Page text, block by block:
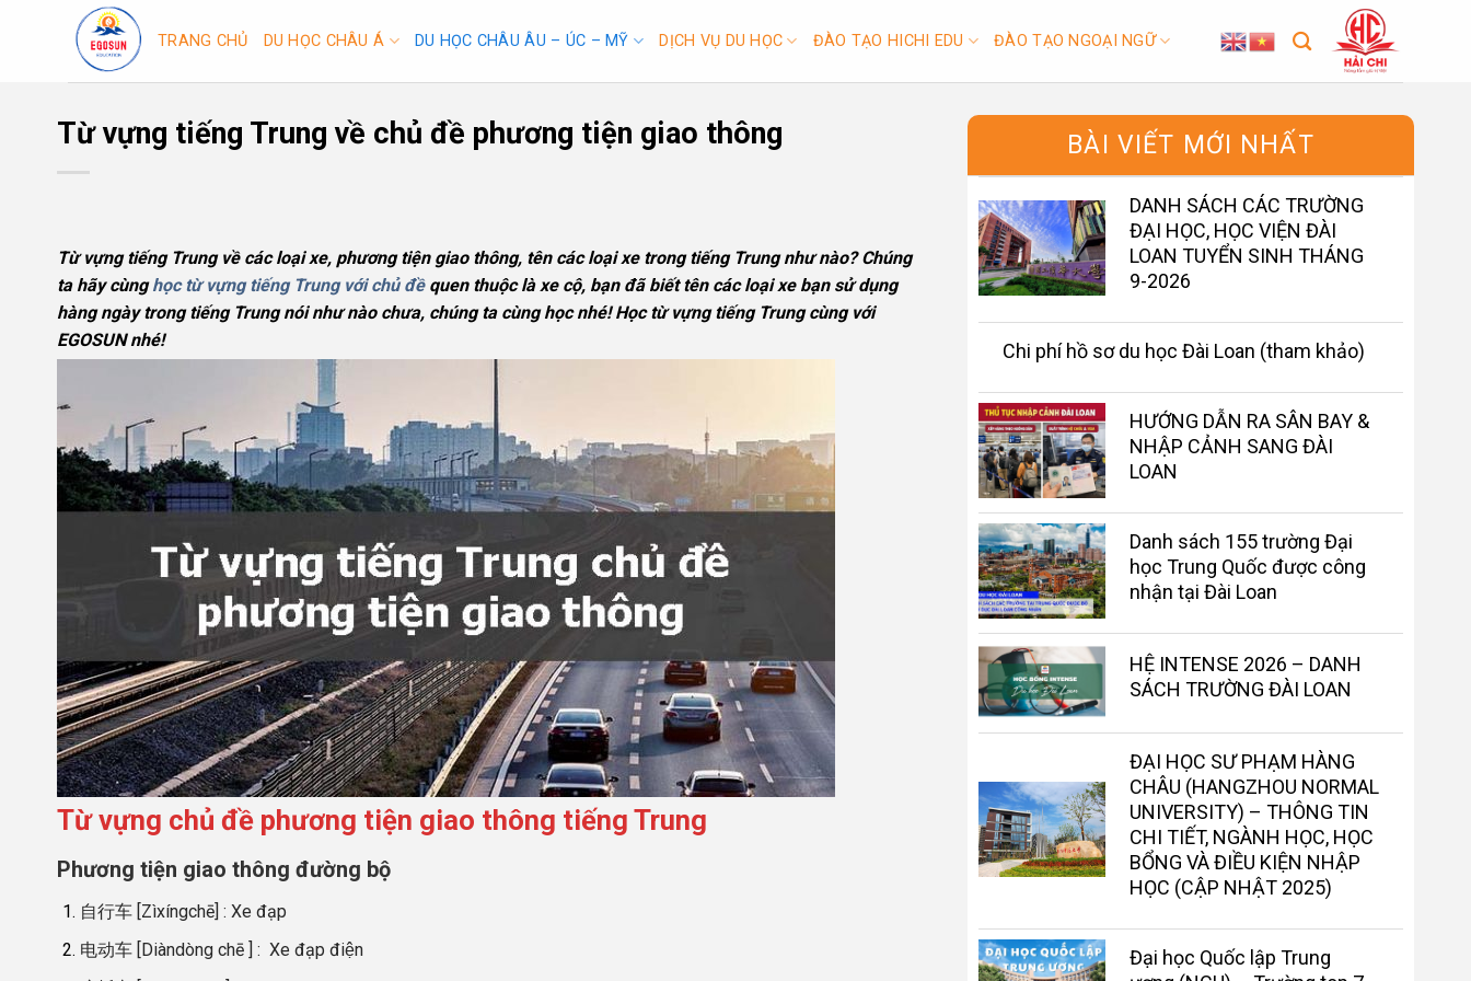
TRANG CHỦ DU HỌC CHÂU Á DU HỌC CHÂU ÂU – ÚC – MỸ DỊCH VỤ DU HỌC ĐÀO TẠO HICHI EDU ĐÀO TẠO NGOẠI NGỮ
Từ vựng tiếng Trung về chủ đề phương tiện giao thông
Từ vựng tiếng Trung về các loại xe, phương tiện giao thông, tên các loại xe trong tiếng Trung như nào? Chúng
ta hãy cùnghọc từ vựng tiếng Trungvới chủ đềquen thuộc là xe cộ, bạn đã biết tên các loại xe bạn sử dụng
hàng ngày trong tiếng Trung nói như nào chưa, chúng ta cùng học nhé! Học từ vựng tiếng Trung cùng với
EGOSUN nhé!
Từ vựng chủ đề phương tiện giao thông tiếng Trung
Phương tiện giao thông đường bộ
自行车 [Zìxíngchē] : Xe đạp
电动车 [Diàndòng chē ] : Xe đạp điện
BÀI VIẾT MỚI NHẤT
DANH SÁCH CÁC TRƯỜNG
ĐẠI HỌC, HỌC VIỆN ĐÀI
LOAN TUYỂN SINH THÁNG
9-2026
Chi phí hồ sơ du học Đài Loan (tham khảo)
HƯỚNG DẪN RA SÂN BAY &
NHẬP CẢNH SANG ĐÀI
LOAN
Danh sách 155 trường Đại
học Trung Quốc được công
nhận tại Đài Loan
HỆ INTENSE 2026 – DANH
SÁCH TRƯỜNG ĐÀI LOAN
ĐẠI HỌC SƯ PHẠM HÀNG
CHÂU (HANGZHOU NORMAL
UNIVERSITY) – THÔNG TIN
CHI TIẾT, NGÀNH HỌC, HỌC
BỔNG VÀ ĐIỀU KIỆN NHẬP
HỌC (CẬP NHẬT 2025)
Đại học Quốc lập Trung